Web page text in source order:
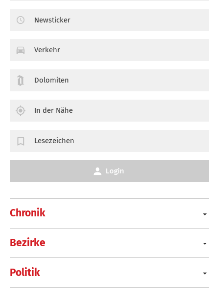
Chronik
Bezirke
Politik
Newsticker
Verkehr
Dolomiten
In der Nähe
Lesezeichen
Login